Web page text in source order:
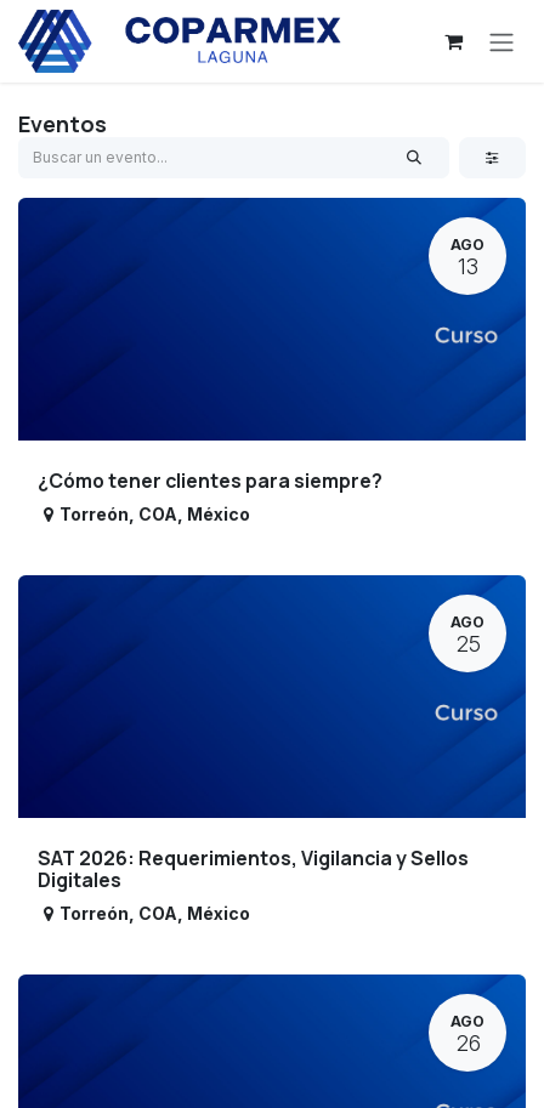
Ir al contenido
Eventos
AGO
13
¿Cómo tener clientes para siempre?
Torreón COA México
AGO
25
SAT 2026: Requerimientos, Vigilancia y Sellos
Digitales
Torreón COA México
AGO
26